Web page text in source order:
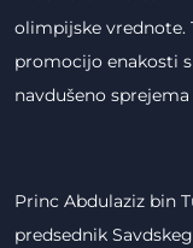
olimpijske vrednote.
promocijo enakosti
navdušeno
Princ Abdulaziz bin
predsednik